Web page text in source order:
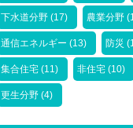
下水道分野 (17) 農業分野
通信エネルギー (13) 防災
集合住宅 (11) 非住宅 (10)
更生分野 (4)